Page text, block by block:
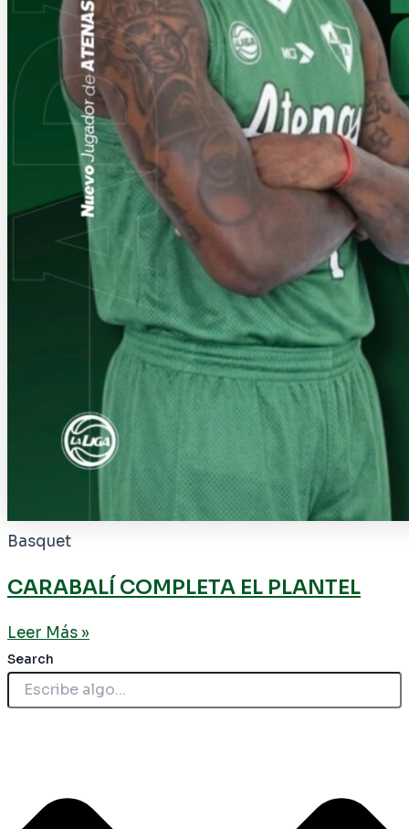
Basquet
CARABALÍ COMPLETA EL PLANTEL
Leer Más »
Search